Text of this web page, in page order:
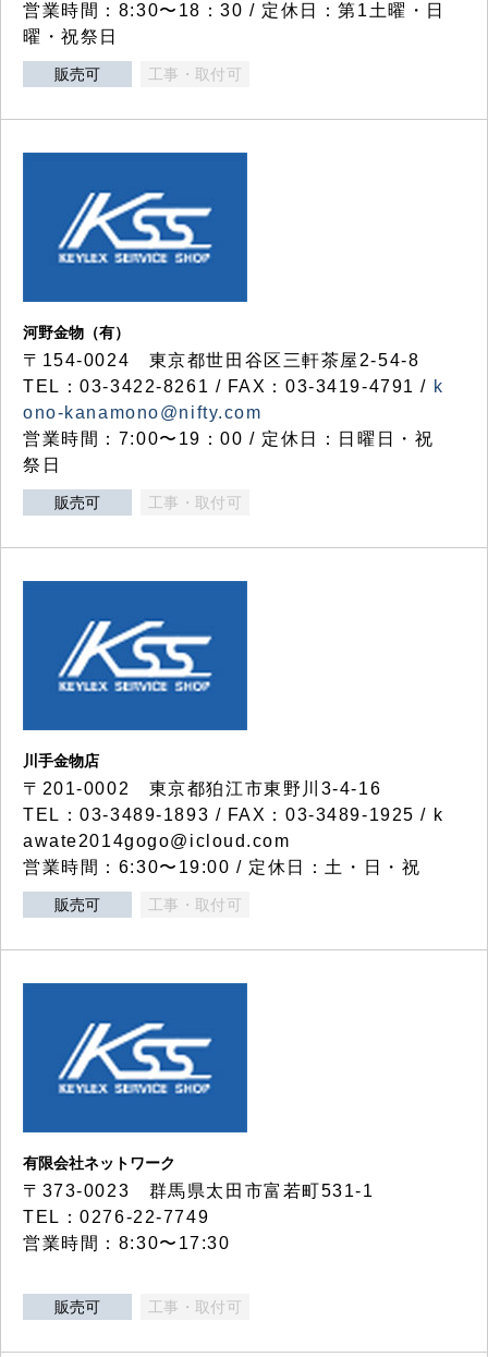
営業時間：8:30〜18：30 / 定休日：第1土曜・日
曜・祝祭日
販売可 工事・取付可
河野金物（有）
〒154-0024 東京都世田谷区三軒茶屋2-54-8
TEL：03-3422-8261 / FAX：03-3419-4791 / k
ono-kanamono@nifty.com
営業時間：7:00〜19：00 / 定休日：日曜日・祝
祭日
販売可 工事・取付可
川手金物店
〒201-0002 東京都狛江市東野川3-4-16
TEL：03-3489-1893 / FAX：03-3489-1925 / k
awate2014gogo@icloud.com
営業時間：6:30〜19:00 / 定休日：土・日・祝
販売可 工事・取付可
有限会社ネットワーク
〒373-0023 群馬県太田市富若町531-1
TEL：0276-22-7749
営業時間：8:30〜17:30
販売可 工事・取付可